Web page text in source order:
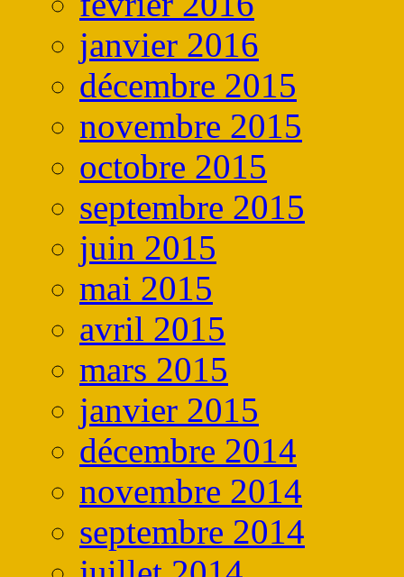
janvier 2016
décembre 2015
novembre 2015
octobre 2015
septembre 2015
juin 2015
mai 2015
avril 2015
mars 2015
janvier 2015
décembre 2014
novembre 2014
septembre 2014